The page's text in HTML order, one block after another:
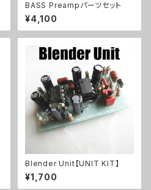
BASS Preampパーツセット
¥4,100
Blender Unit【UNIT KIT】
¥1,700